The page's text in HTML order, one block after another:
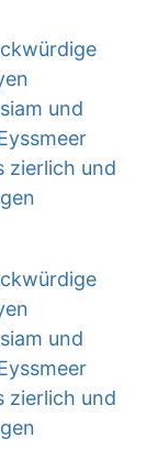
und
zierlich und
und
zierlich und